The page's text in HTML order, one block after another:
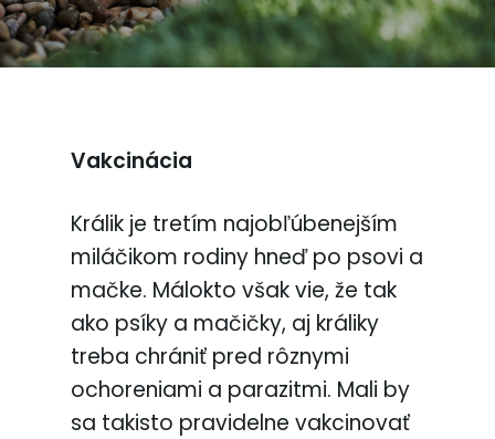
Vakcinácia
Králik je tretím najobľúbenejším
miláčikom rodiny hneď po psovi a
mačke. Málokto však vie, že tak
ako psíky a mačičky, aj králiky
treba chrániť pred rôznymi
ochoreniami a parazitmi. Mali by
sa takisto pravidelne vakcinovať